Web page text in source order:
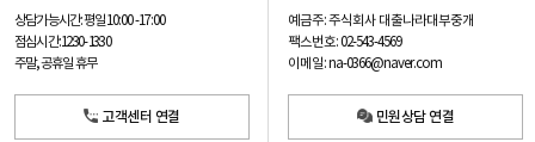
상담가능시간: 평일10:00 -17:00
점심시간: 12:30 - 13:30
주말, 공휴일 휴무
고객센터 연결
예금주: 주식회사 대출나라대부중개
팩스번호: 02-543-4569
이메일: na-0366@naver.com
민원상담 연결